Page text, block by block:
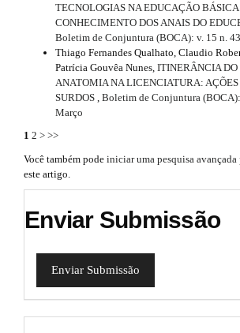
TECNOLOGIAS NA EDUCAÇÃO
CONHECIMENTO DOS ANAIS DO
Boletim de Conjuntura (BOCA): v. 15 n.
Thiago Fernandes Qualhato, Claudio
Patrícia Gouvêa Nunes, ITINERÂNCIA
ANATOMIA NA LICENCIATURA:
SURDOS Boletim de Conjuntura
Março
1 2 > >>
Você também pode iniciar uma pesquisa
este artigo.
Enviar Submissão
Enviar Submissão